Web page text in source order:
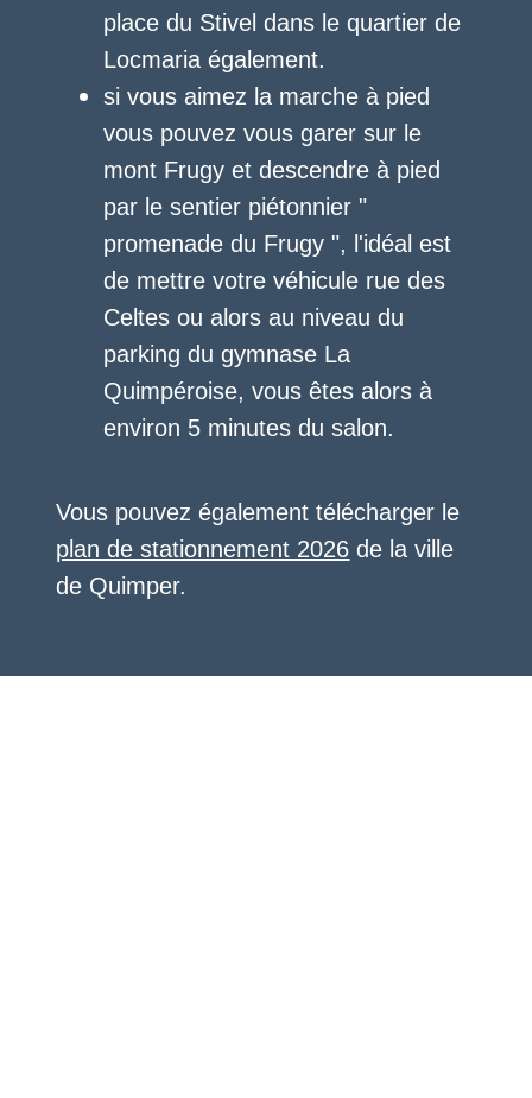
place du Stivel dans le quartier de
Locmaria également.
si vous aimez la marche à pied
vous pouvez vous garer sur le
mont Frugy et descendre à pied
par le sentier piétonnier "
promenade du Frugy ", l'idéal est
de mettre votre véhicule rue des
Celtes ou alors au niveau du
parking du gymnase La
Quimpéroise, vous êtes alors à
environ 5 minutes du salon.
Vous pouvez également télécharger le
plan de stationnement 2026 de la ville
de Quimper.